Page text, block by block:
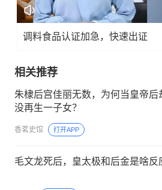
调料食品认证加急，快速出证
相关推荐
朱棣后宫佳丽无数，为何当皇帝后
没再生一子女？
香茗史馆 打开APP
毛文龙死后，皇太极和后金是啥反